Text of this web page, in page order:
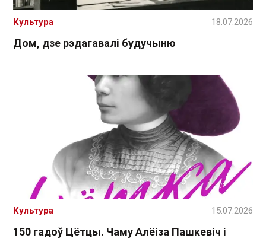
Дом, дзе рэдагавалі будучыню
Культура 18.07.2026
150 гадоў Цётцы. Чаму Алёіза Пашкевіч і
Культура 15.07.2026